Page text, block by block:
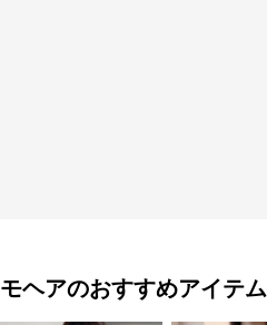
モヘアのおすすめアイテム